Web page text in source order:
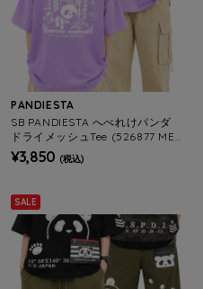
PANDIESTA
SB PANDIESTA へべれけパンダ
ドライメッシュTee (526877 MEN
S/WOMENS)
¥3,850 (税込)
SALE